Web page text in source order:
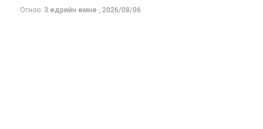
Эдгээр есөн аж ахуйн нэгж өнгөрсөн оны 11–12
Огноо: 3 өдрийн өмнө , 2026/08/06